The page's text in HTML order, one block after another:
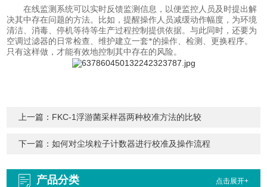
在线监测系统可以实时反馈监测信息，以便监控人员及时提出解
决其中存在问题的方法。比如，提醒操作人员减缓动作幅度，为环境
清洁、消毒、停机等待等生产过程控制提供依据。与此同时，还要为
空调过滤器的日常检查、维护建立一套*的操作、检测、更换程序。
只有这样做，才能有效地控制其中存在的风险。
上一篇： FKC-1浮游菌采样器两种校准方法的比较
下一篇：如何对尘埃粒子计数器进行校准及操作流程
产品分类 点击展开+